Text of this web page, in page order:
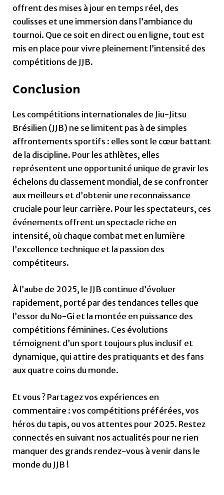
offrent des mises à jour en temps réel, des
coulisses et une immersion dans l’ambiance du
tournoi. Que ce soit en direct ou en ligne, tout est
mis en place pour vivre pleinement l’intensité des
compétitions de JJB.
Conclusion
Les compétitions internationales de Jiu-Jitsu
Brésilien (JJB) ne se limitent pas à de simples
affrontements sportifs : elles sont le cœur battant
de la discipline. Pour les athlètes, elles
représentent une opportunité unique de gravir les
échelons du classement mondial, de se confronter
aux meilleurs et d’obtenir une reconnaissance
cruciale pour leur carrière. Pour les spectateurs, ces
événements offrent un spectacle riche en
intensité, où chaque combat met en lumière
l’excellence technique et la passion des
compétiteurs.
À l’aube de 2025, le JJB continue d’évoluer
rapidement, porté par des tendances telles que
l’essor du No-Gi et la montée en puissance des
compétitions féminines. Ces évolutions
témoignent d’un sport toujours plus inclusif et
dynamique, qui attire des pratiquants et des fans
aux quatre coins du monde.
Et vous ? Partagez vos expériences en
commentaire : vos compétitions préférées, vos
héros du tapis, ou vos attentes pour 2025. Restez
connectés en suivant nos actualités pour ne rien
manquer des grands rendez-vous à venir dans le
monde du JJB !